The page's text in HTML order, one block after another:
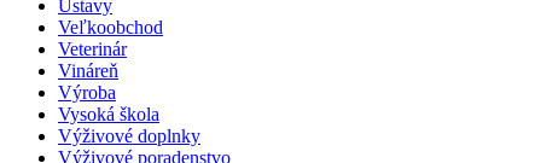
Ústavy
Veľkoobchod
Veterinár
Vináreň
Výroba
Vysoká škola
Výživové doplnky
Výživové poradenstvo